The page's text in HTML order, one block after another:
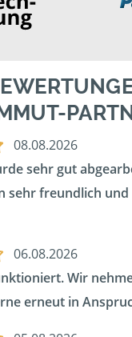
08.08.2026
sehr gut
sehr freundlich
06.08.2026
Wir
erneut in